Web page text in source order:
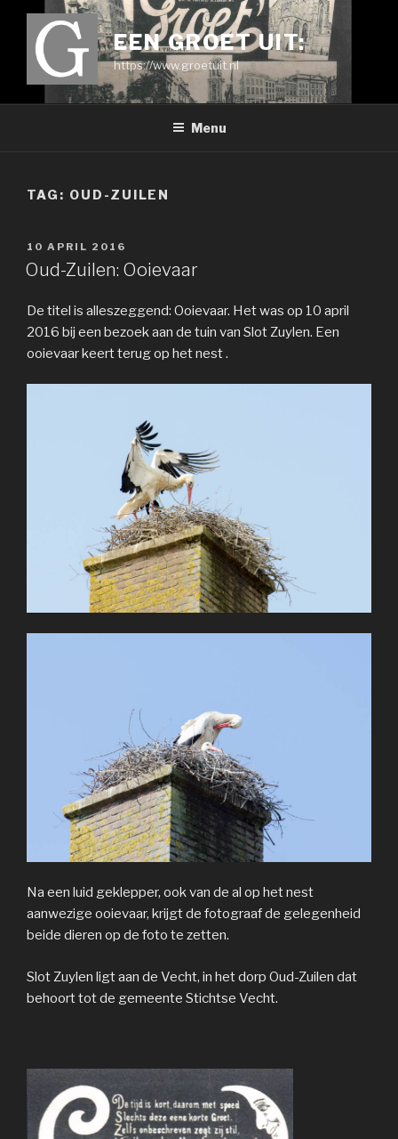
EEN GROET UIT:
https://www.groetuit.nl
Menu
TAG: OUD-ZUILEN
GEPLAATST
OP
10 APRIL 2016
Oud-Zuilen: Ooievaar
De titel is alleszeggend: Ooievaar. Het was op 10 april
2016 bij een bezoek aan de tuin van Slot Zuylen. Een
ooievaar keert terug op het nest .
Na een luid geklepper, ook van de al op het nest
aanwezige ooievaar, krijgt de fotograaf de gelegenheid
beide dieren op de foto te zetten.
Slot Zuylen ligt aan de Vecht, in het dorp Oud-Zuilen dat
behoort tot de gemeente Stichtse Vecht.